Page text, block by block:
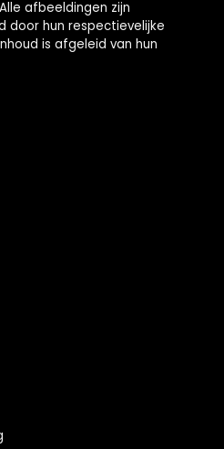
afbeeldingen zijn
door hun respectievelijke
is afgeleid van hun